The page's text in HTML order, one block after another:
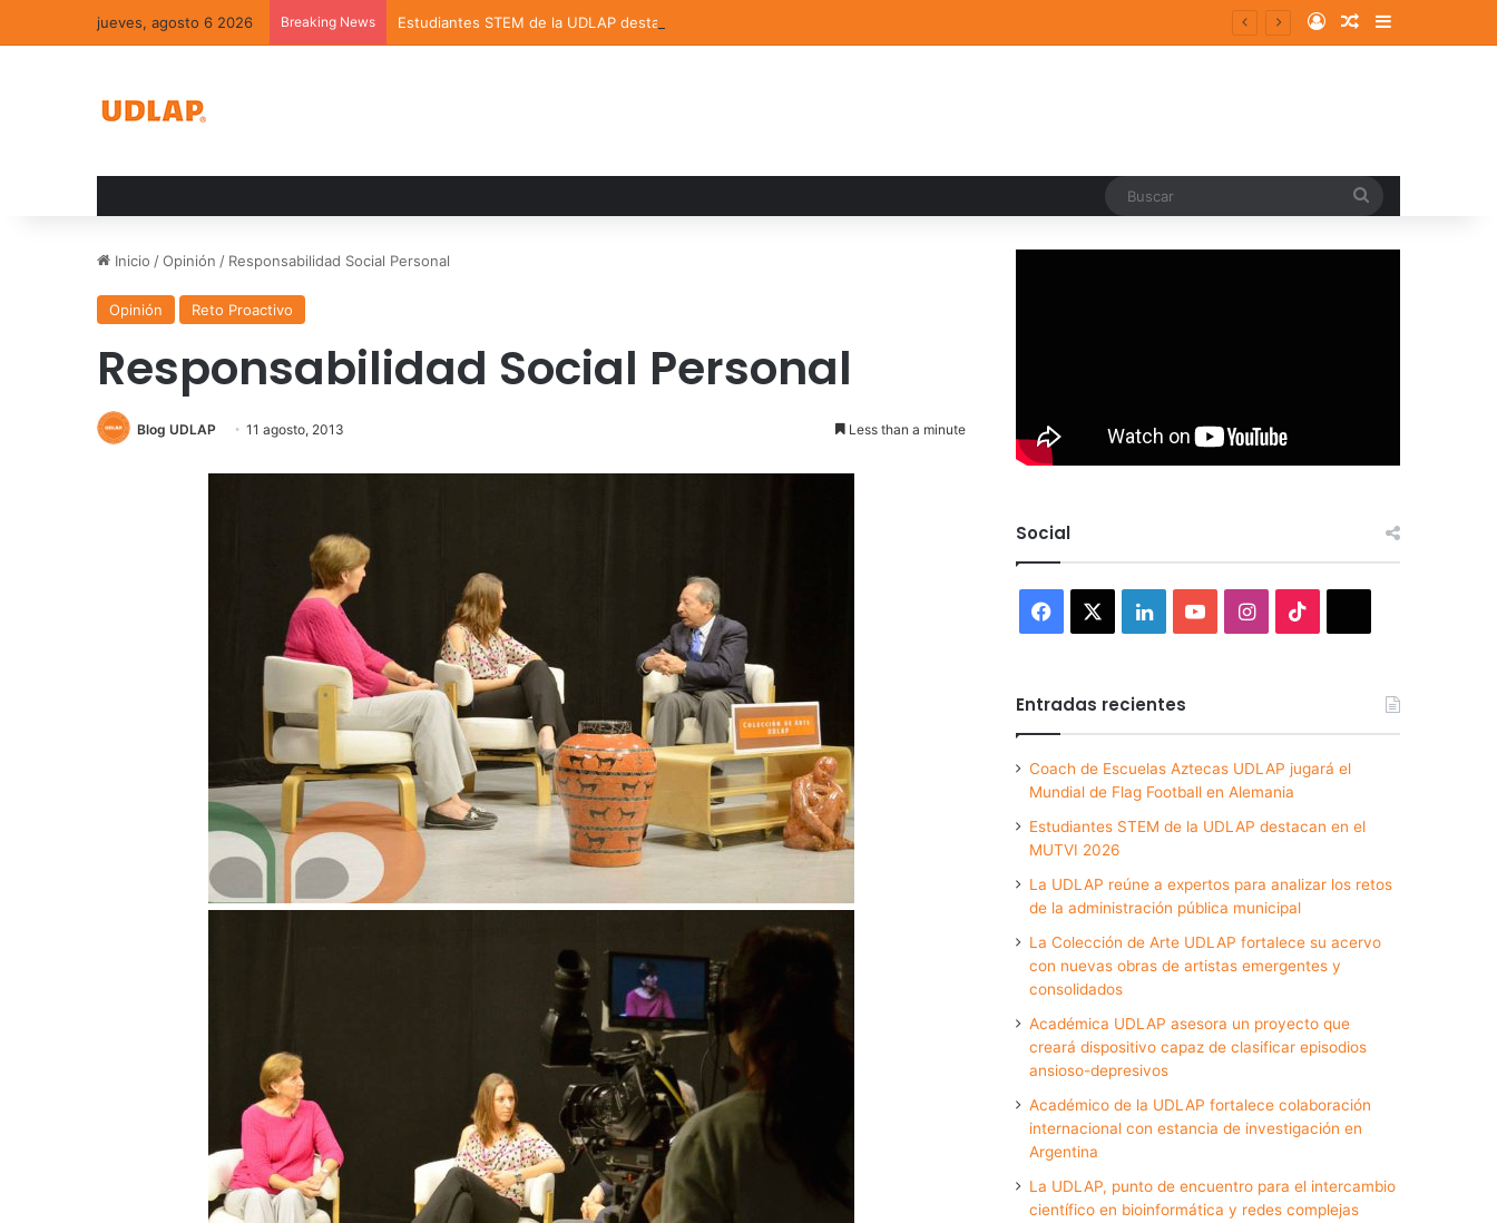
jueves, agosto 6 2026 Breaking News Estudiantes STEM de la UDLAP destacan en el MUTVI 2026 Log InRandom Article
Sidebar
Inicio /Opinión / Responsabilidad Social Personal
Opinión Reto Proactivo
Responsabilidad Social Personal
Blog UDLAP 11 agosto, 2013 Less than a minute
Social
Facebook LinkedInYouTubeInstagram
Entradas recientes
Coach de Escuelas Aztecas UDLAP jugará el
Mundial de Flag Football en Alemania
Estudiantes STEM de la UDLAP destacan en el
MUTVI 2026
La UDLAP reúne a expertos para analizar los retos
de la administración pública municipal
La Colección de Arte UDLAP fortalece su acervo
con nuevas obras de artistas emergentes y
consolidados
Académica UDLAP asesora un proyecto que
creará dispositivo capaz de clasificar episodios
ansioso-depresivos
Académico de la UDLAP fortalece colaboración
internacional con estancia de investigación en
Argentina
La UDLAP, punto de encuentro para el intercambio
científico en bioinformática y redes complejas